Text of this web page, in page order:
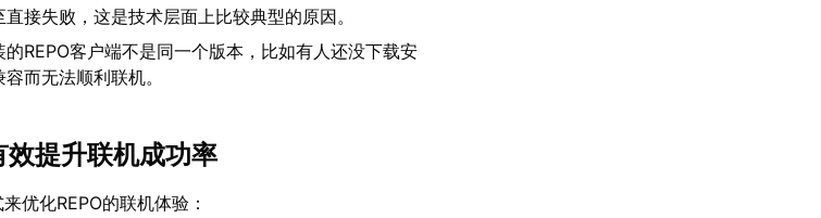
接失败，这是技术层面上比较典型的原因。
的REPO客户端不是同一个版本，比如有人还没下载安
而无法顺利联机。
提升联机成功率
优化REPO的联机体验：